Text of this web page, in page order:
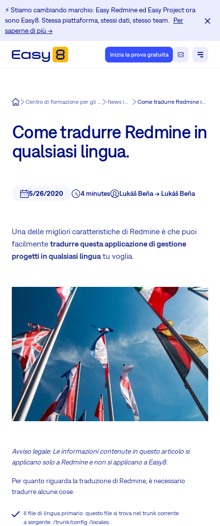
⚡️ Stiamo cambiando marchio: Easy Redmine ed Easy Project ora
sono Easy8. Stessa piattaforma, stessi dati, stesso team.
Per
saperne di più →
Inizia la prova gratuita
Easy8 Centro di formazione per gli utenti di Redmine News in Easy8 Come tradurre Redmine in qualsiasi lingua.
Come tradurre Redmine in
qualsiasi lingua.
5/26/2020 4 minutes Lukáš Beňa -> Lukáš Beňa
Una delle migliori caratteristiche di Redmine è che puoi
facilmente tradurre questa applicazione di gestione
progetti in qualsiasi linguatu voglia.
Avviso legale: Le informazioni contenute in questo articolo si
applicano solo a Redmine e non si applicano a Easy8.
Per quanto riguarda la traduzione di Redmine, è necessario
tradurre alcune cose:
Il file di lingua primario: questo file si trova nel trunk corrente
a sorgente: /trunk/config /locales.